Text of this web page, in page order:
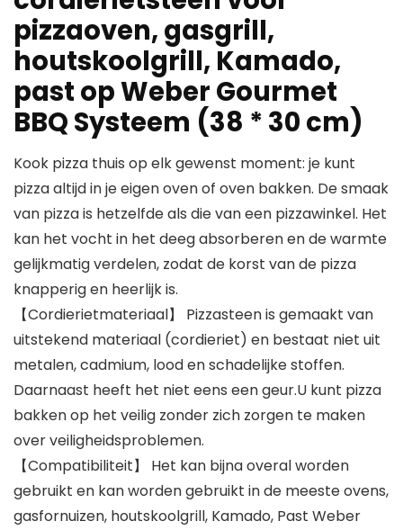
pizzaoven, gasgrill,
houtskoolgrill, Kamado,
past op Weber Gourmet
BBQ Systeem (38 * 30 cm)
Kook pizza thuis op elk gewenst moment: je kunt
pizza altijd in je eigen oven of oven bakken. De smaak
van pizza is hetzelfde als die van een pizzawinkel. Het
kan het vocht in het deeg absorberen en de warmte
gelijkmatig verdelen, zodat de korst van de pizza
knapperig en heerlijk is.
【Cordierietmateriaal】 Pizzasteen is gemaakt van
uitstekend materiaal (cordieriet) en bestaat niet uit
metalen, cadmium, lood en schadelijke stoffen.
Daarnaast heeft het niet eens een geur.U kunt pizza
bakken op het veilig zonder zich zorgen te maken
over veiligheidsproblemen.
【Compatibiliteit】 Het kan bijna overal worden
gebruikt en kan worden gebruikt in de meeste ovens,
gasfornuizen, houtskoolgrill, Kamado, Past Weber